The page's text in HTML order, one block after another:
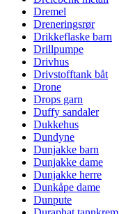
Dremel
Dreneringsrør
Drikkeflaske barn
Drillpumpe
Drivhus
Drivstofftank båt
Drone
Drops garn
Duffy sandaler
Dukkehus
Dundyne
Dunjakke barn
Dunjakke dame
Dunjakke herre
Dunkåpe dame
Dunpute